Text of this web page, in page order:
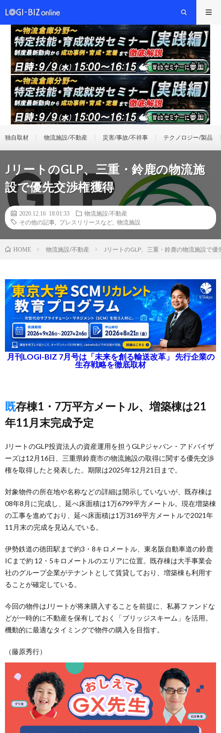
独自取材 物流施設/不動産 災害/事故/不祥事 テクノロジー/製品
JリートのGLP、三重・鈴鹿の物流施
設で優先交渉権獲得
2020.12.16 18:01:33
物流施設/不動産
その他の記事
プレスリリースなど 物流施設
HOME 物流施設/不動産 JリートのGLP、三重・鈴鹿の物流施設で優
月刊LOGI-BIZ 7月号は「未来を創る輸送改革」 先行企業の
生存戦略を徹底取材
既存棟1・7万平方メートル、増築棟は21
年11月末完成予定
JリートのGLP投資法人の資産運用を担うGLPジャパン・アドバイザ
ーズは12月16日、三重県鈴鹿市の物流施設の取得に関する優先交渉
権を取得したと発表した。期限は2025年12月21日まで。
対象物件の所在地や名称などの詳細は開示していないが、既存棟は
08年8月に完成し、延べ床面積は1万6799平方メートル。現在増築棟
の工事を進めており、延べ床面積は1万3169平方メートルで2021年
11月末の完成を見込んでいる。
伊勢鉄道の徳田駅まで約3・8キロメートル、東名阪自動車道の鈴鹿
ICまで約 12・5キロメートルのエリアに位置。既存棟は大手事業会
社のグループ企業がテナントとして賃貸しており、増築棟も利用す
ることが確定している。
今回の物件はJリートが将来購入することを前提に、私募ファンドな
どが一時的に不動産を保有しておく「ブリッジスキーム」を活用。
機動的に最適なタイミングで物件の購入を目指す。
（藤原秀行）